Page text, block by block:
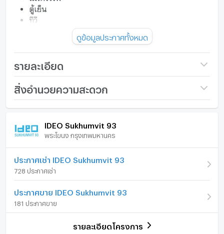
ตู้เย็น
ทีวี
สร้างเสร็จในปี 2018
กล้องวงจรปิด
ฟิตเนส
สระว่ายน้ำ
เซาว์น่า
สนามเด็กเล่น
ห้องอบไอน้ำ
ยังไม่เจอที่พักที่ถูกใจใช่หรือไม่
ประเทศไทย ทั้งในกรุงเทพฯ ภูเก็ต พัทยา หัวหิน เกาะสมุย
ดูข้อมูลประกาศทั้งหมด
รายละเอียด
ชื่อโครงการ IDEO Sukhumvit 93
/ เดือน
เงินมัดจำ/ประกัน
รูปแบบห้อง
จำนวนห้องน้ำ
สิ่งอำนวยความสะดวก
ภายในห้อง ภายในโครงการ
เฟอร์นิเจอร์
โทรศัพท์บ้าน
เครื่องทำน้ำร้อน/น้ำอุ่น
ประตูห้องระบบ digital lock
IDEO Sukhumvit 93
พระโขนง กรุงเทพมหานคร
ประกาศเช่า IDEO Sukhumvit 93
728 ประกาศเช่า
ประกาศขาย IDEO Sukhumvit 93
181 ประกาศขาย
รายละเอียดโครงการ